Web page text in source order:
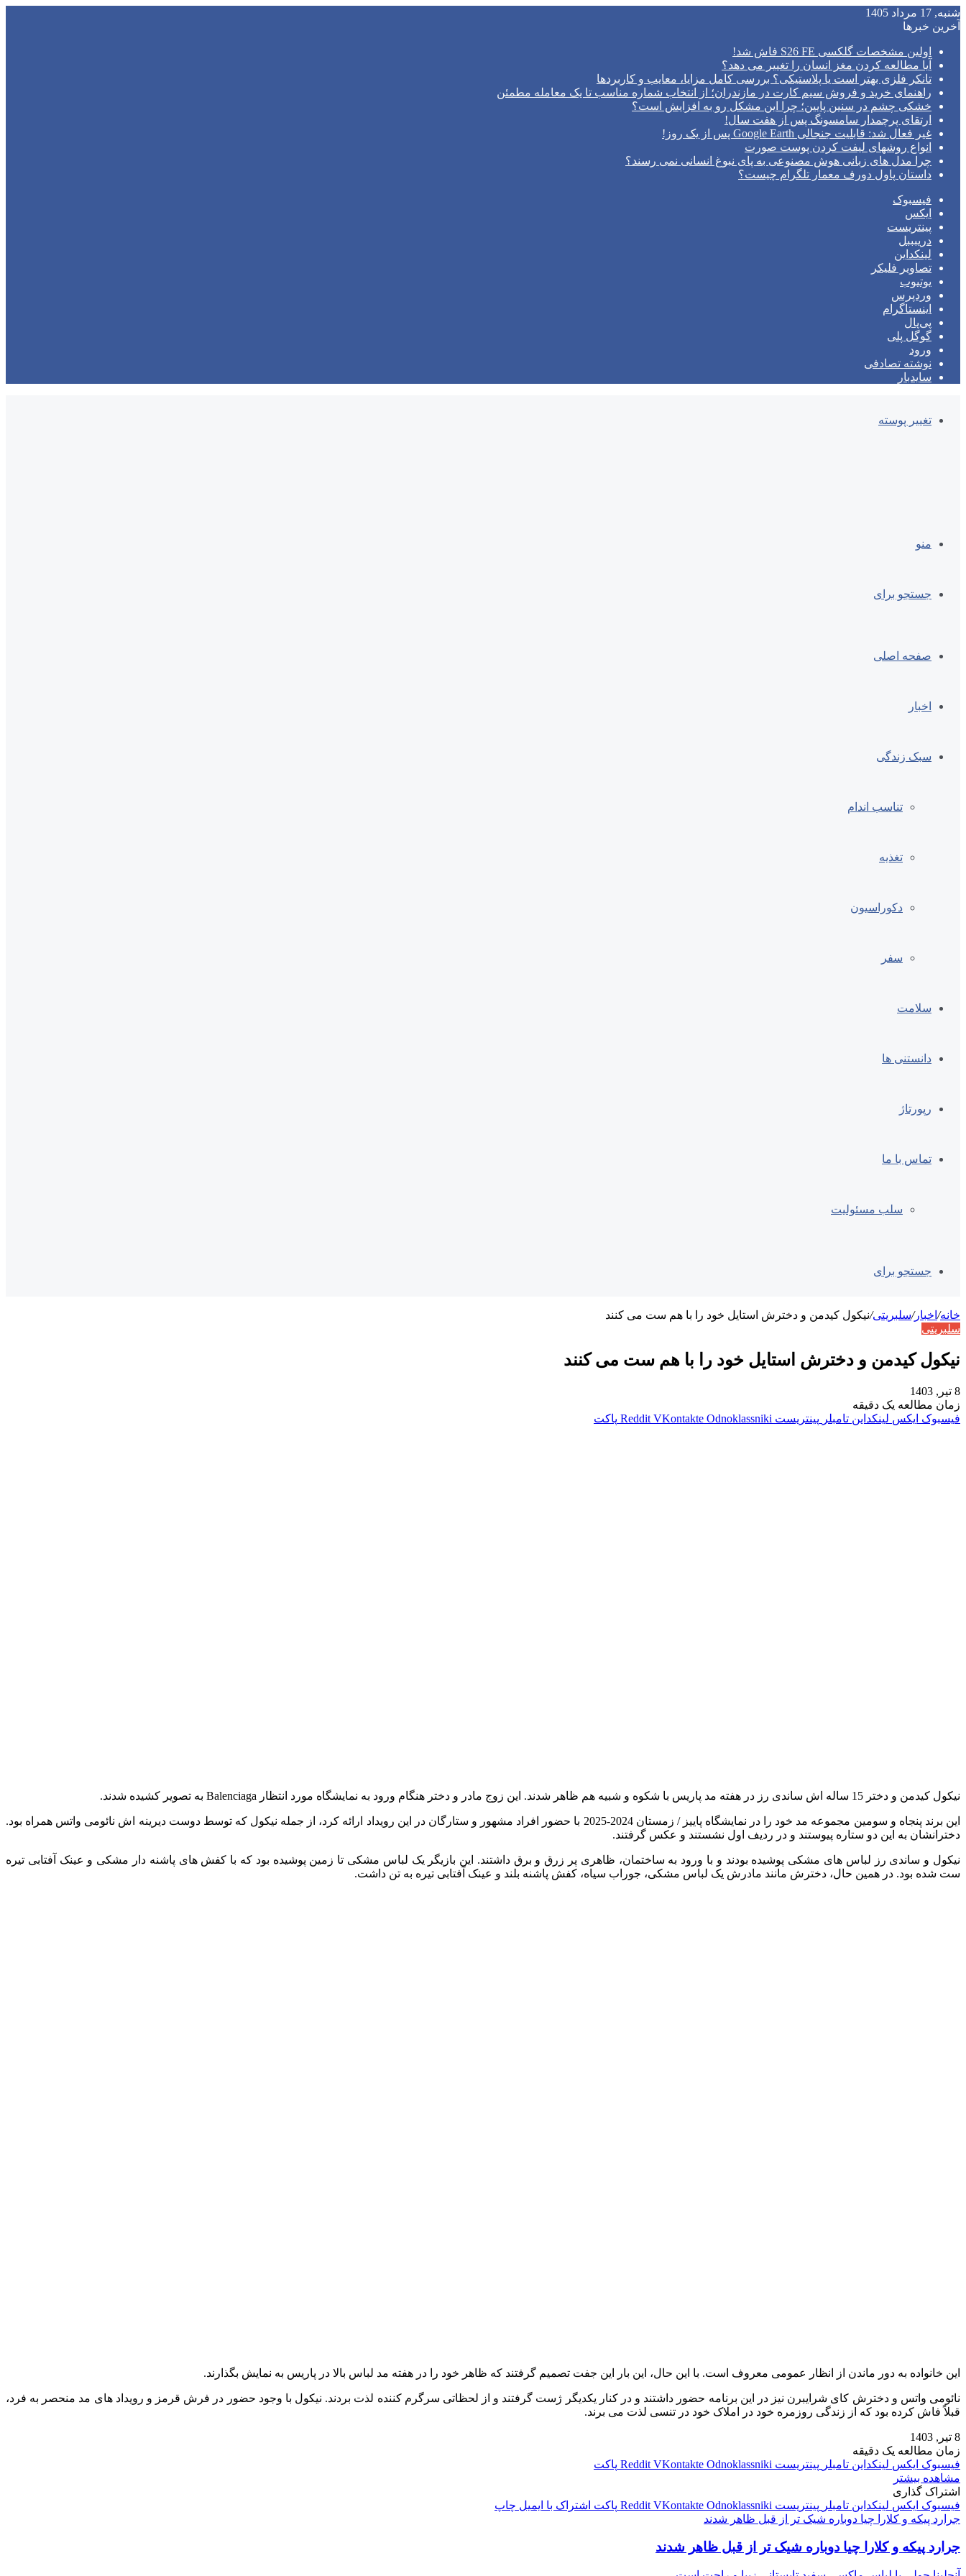
شنبه, 17 مرداد 1405
آخرین خبرها
اولین مشخصات گلکسی S26 FE فاش شد!
آیا مطالعه کردن مغز انسان را تغییر می‌ دهد؟
تانکر فلزی بهتر است یا پلاستیکی؟ بررسی کامل مزایا، معایب و کاربردها
راهنمای خرید و فروش سیم کارت در مازندران؛ از انتخاب شماره مناسب تا یک معامله مطمئن
خشکی چشم در سنین پایین؛ چرا این مشکل رو به افزایش است؟
ارتقای پرچمدار سامسونگ پس از هفت سال!
غیر فعال شد: قابلیت جنجالی Google Earth پس از یک روز!
انواع روشهای لیفت کردن پوست صورت
چرا مدل‌ های زبانی هوش مصنوعی به پای نبوغ انسانی نمی‌ رسند؟
داستان پاول دورف معمار تلگرام چیست؟
فیسبوک
ایکس
پینتریست
دریبببل
لینکداین
تصاویر فلیکر
یوتیوب
وردپرس
اینستاگرام
پی‌پال
گوگل پلی
ورود
نوشته تصادفی
سایدبار
تغییر پوسته
منو
جستجو برای
صفحه اصلی
اخبار
سبک زندگی
تناسب اندام
تغذیه
دکوراسیون
سفر
سلامت
دانستنی ها
رپورتاژ
تماس با ما
سلب مسئولیت
جستجو برای
خانه/ اخبار/سلبریتی/نیکول کیدمن و دخترش استایل خود را با هم ست می کنند
سلبریتی
نیکول کیدمن و دخترش استایل خود را با هم ست می کنند
8 تیر, 1403
زمان مطالعه یک دقیقه
فیسبوک ایکس لینکداین تامبلر پینتریست Reddit VKontakte Odnoklassniki پاکت
نیکول کیدمن و دختر 15 ساله‌ اش ساندی رز در هفته مد پاریس با شکوه و شبیه هم ظاهر شدند. این زوج مادر و دختر هنگام ورود به نمایشگاه مورد انتظار Balenciaga به تصویر کشیده شدند.
این برند پنجاه و سومین مجموعه مد خود را در نمایشگاه پاییز / زمستان 2024-2025 با حضور افراد مشهور و ستارگان در این رویداد ارائه کرد، از جمله نیکول که توسط دوست دیرینه‌ اش نائومی واتس همراه بود.
دخترانشان به این دو ستاره پیوستند و در ردیف اول نشستند و عکس گرفتند.
نیکول و ساندی رز لباس‌ های مشکی پوشیده بودند و با ورود به ساختمان، ظاهری پر زرق و برق داشتند. این بازیگر یک لباس مشکی تا زمین پوشیده بود که با کفش های پاشنه دار مشکی و عینک آفتابی تیره
ست شده بود. در همین حال، دخترش مانند مادرش یک لباس مشکی، جوراب سیاه، کفش پاشنه بلند و عینک آفتابی تیره به تن داشت.
این خانواده به دور ماندن از انظار عمومی معروف است. با این حال، این بار این جفت تصمیم گرفتند که ظاهر خود را در هفته مد لباس بالا در پاریس به نمایش بگذارند.
نائومی واتس و دخترش کای شرایبرن نیز در این برنامه حضور داشتند و در کنار یکدیگر ژست گرفتند و از لحظاتی سرگرم کننده لذت بردند. نیکول با وجود حضور در فرش قرمز و رویداد های مد منحصر به فرد،
قبلاً فاش کرده بود که از زندگی روزمره خود در املاک خود در تنسی لذت می برند.
8 تیر, 1403
زمان مطالعه یک دقیقه
فیسبوک ایکس لینکداین تامبلر پینتریست Reddit VKontakte Odnoklassniki
پاکت
مشاهده بیشتر
اشتراک گذاری
فیسبوک ایکس لینکداین تامبلر پینتریست Reddit VKontakte Odnoklassniki پاکت اشتراک با ایمیل چاپ
جرارد پیکه و کلارا چیا دوباره شیک تر از قبل ظاهر شدند
جرارد پیکه و کلارا چیا دوباره شیک تر از قبل ظاهر شدند